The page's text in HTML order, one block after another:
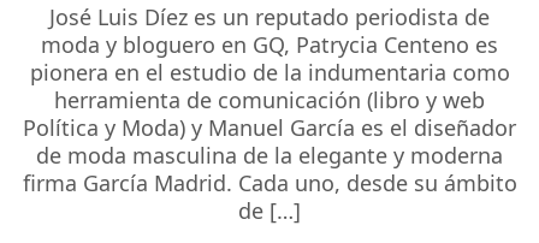
José Luis Díez es un reputado periodista de
moda y bloguero en GQ, Patrycia Centeno es
pionera en el estudio de la indumentaria como
herramienta de comunicación (libro y web
Política y Moda) y Manuel García es el diseñador
de moda masculina de la elegante y moderna
firma García Madrid. Cada uno, desde su ámbito
de […]